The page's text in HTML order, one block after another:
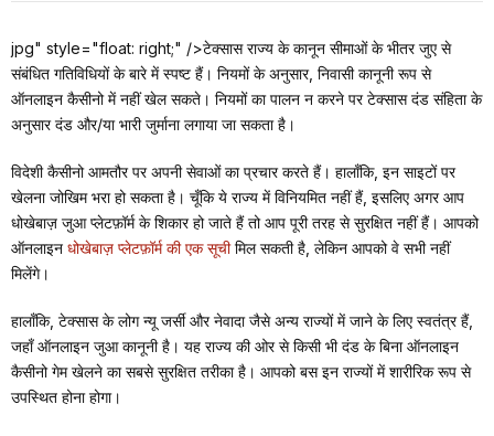
jpg" style="float: right;" />टेक्सास राज्य के कानून सीमाओं के भीतर जुए से
संबंधित गतिविधियों के बारे में स्पष्ट हैं। नियमों के अनुसार, निवासी कानूनी रूप से
ऑनलाइन कैसीनो में नहीं खेल सकते। नियमों का पालन न करने पर टेक्सास दंड संहिता के
अनुसार दंड और/या भारी जुर्माना लगाया जा सकता है।
विदेशी कैसीनो आमतौर पर अपनी सेवाओं का प्रचार करते हैं। हालाँकि, इन साइटों पर
खेलना जोखिम भरा हो सकता है। चूँकि ये राज्य में विनियमित नहीं हैं, इसलिए अगर आप
धोखेबाज़ जुआ प्लेटफ़ॉर्म के शिकार हो जाते हैं तो आप पूरी तरह से सुरक्षित नहीं हैं। आपको
ऑनलाइन धोखेबाज़ प्लेटफ़ॉर्म की एक सूचीमिल सकती है, लेकिन आपको वे सभी नहीं
मिलेंगे।
हालाँकि, टेक्सास के लोग न्यू जर्सी और नेवादा जैसे अन्य राज्यों में जाने के लिए स्वतंत्र हैं,
जहाँ ऑनलाइन जुआ कानूनी है। यह राज्य की ओर से किसी भी दंड के बिना ऑनलाइन
कैसीनो गेम खेलने का सबसे सुरक्षित तरीका है। आपको बस इन राज्यों में शारीरिक रूप से
उपस्थित होना होगा।